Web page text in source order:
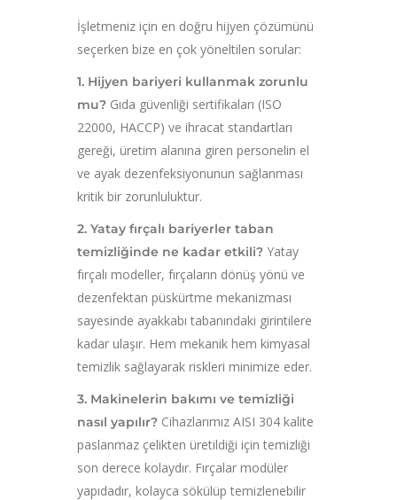
İşletmeniz için en doğru hijyen çözümünü
seçerken bize en çok yöneltilen sorular:
1. Hijyen bariyeri kullanmak zorunlu
mu? Gıda güvenliği sertifikaları (ISO
22000, HACCP) ve ihracat standartları
gereği, üretim alanına giren personelin el
ve ayak dezenfeksiyonunun sağlanması
kritik bir zorunluluktur.
2. Yatay fırçalı bariyerler taban
temizliğinde ne kadar etkili? Yatay
fırçalı modeller, fırçaların dönüş yönü ve
dezenfektan püskürtme mekanizması
sayesinde ayakkabı tabanındaki girintilere
kadar ulaşır. Hem mekanik hem kimyasal
temizlik sağlayarak riskleri minimize eder.
3. Makinelerin bakımı ve temizliği
nasıl yapılır? Cihazlarımız AISI 304 kalite
paslanmaz çelikten üretildiği için temizliği
son derece kolaydır. Fırçalar modüler
yapıdadır, kolayca sökülüp temizlenebilir